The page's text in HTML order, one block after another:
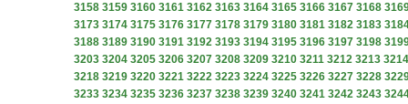
3158 3159 3160 3161 3162 3163 3164 3165 3166 3167 3168
3173 3174 3175 3176 3177 3178 3179 3180 3181 3182 3183
3188 3189 3190 3191 3192 3193 3194 3195 3196 3197 3198
3203 3204 3205 3206 3207 3208 3209 3210 3211 3212 3213 3214
3218 3219 3220 3221 3222 3223 3224 3225 3226 3227 3228
3233 3234 3235 3236 3237 3238 3239 3240 3241 3242 3243